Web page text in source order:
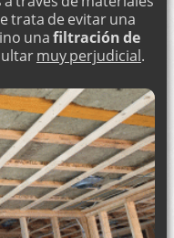
trata de evitar una
unafiltración de
muy perjudicial.